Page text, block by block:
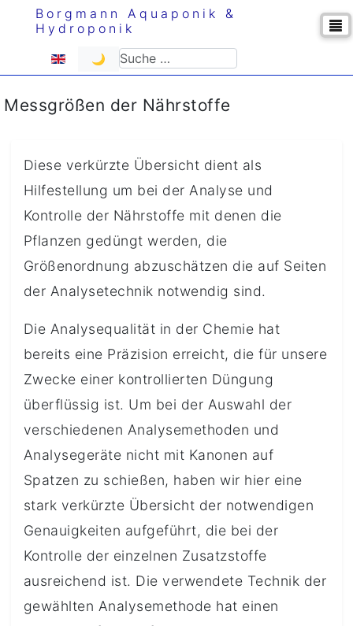
Borgmann Aquaponik &
Hydroponik
Sprache auswählen
🌙 Suchen
Messgrößen der Nährstoffe
Diese verkürzte Übersicht dient als
Hilfestellung um bei der Analyse und
Kontrolle der Nährstoffe mit denen die
Pflanzen gedüngt werden, die
Größenordnung abzuschätzen die auf Seiten
der Analysetechnik notwendig sind.
Die Analysequalität in der Chemie hat
bereits eine Präzision erreicht, die für unsere
Zwecke einer kontrollierten Düngung
überflüssig ist. Um bei der Auswahl der
verschiedenen Analysemethoden und
Analysegeräte nicht mit Kanonen auf
Spatzen zu schießen, haben wir hier eine
stark verkürzte Übersicht der notwendigen
Genauigkeiten aufgeführt, die bei der
Kontrolle der einzelnen Zusatzstoffe
ausreichend ist. Die verwendete Technik der
gewählten Analysemethode hat einen